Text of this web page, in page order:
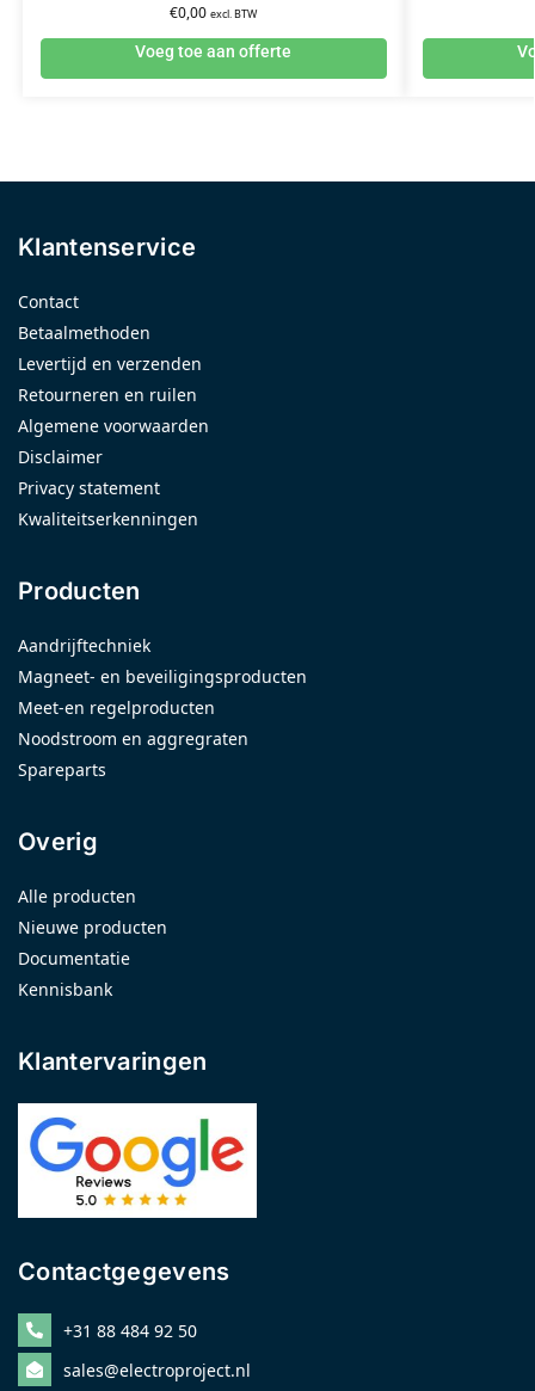
€0,00 excl. BTW
Voeg toe aan offerte
Klantenservice
Contact
Betaalmethoden
Levertijd en verzenden
Retourneren en ruilen
Algemene voorwaarden
Disclaimer
Privacy statement
Kwaliteitserkenningen
Producten
Aandrijftechniek
Magneet- en beveiligingsproducten
Meet-en regelproducten
Noodstroom en aggregraten
Spareparts
Overig
Alle producten
Nieuwe producten
Documentatie
Kennisbank
Klantervaringen
Contactgegevens
+31 88 484 92 50
sales@electroproject.nl